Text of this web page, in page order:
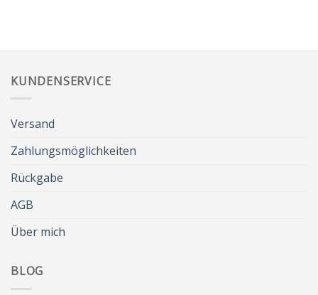
KUNDENSERVICE
Versand
Zahlungsmöglichkeiten
Rückgabe
AGB
Über mich
BLOG